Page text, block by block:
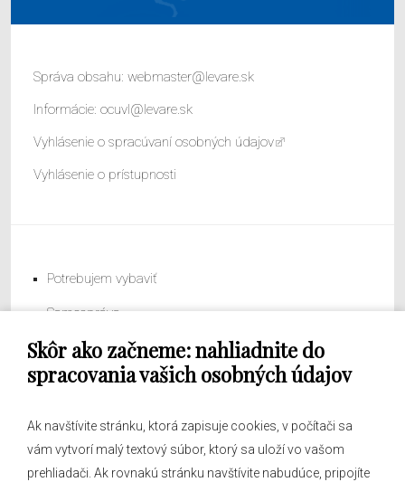
Skôr ako začneme: nahliadnite do
spracovania vašich osobných údajov
Ak navštívite stránku, ktorá zapisuje cookies, v počítači sa
vám vytvorí malý textový súbor, ktorý sa uloží vo vašom
prehliadači. Ak rovnakú stránku navštívite nabudúce, pripojíte
Správa obsahu: webmaster@levare.sk
Informácie: ocuvl@levare.sk
Vyhlásenie o spracúvaní osobných údajov
Vyhlásenie o prístupnosti
Potrebujem vybaviť
Samospráva
Obecný úrad
O obci